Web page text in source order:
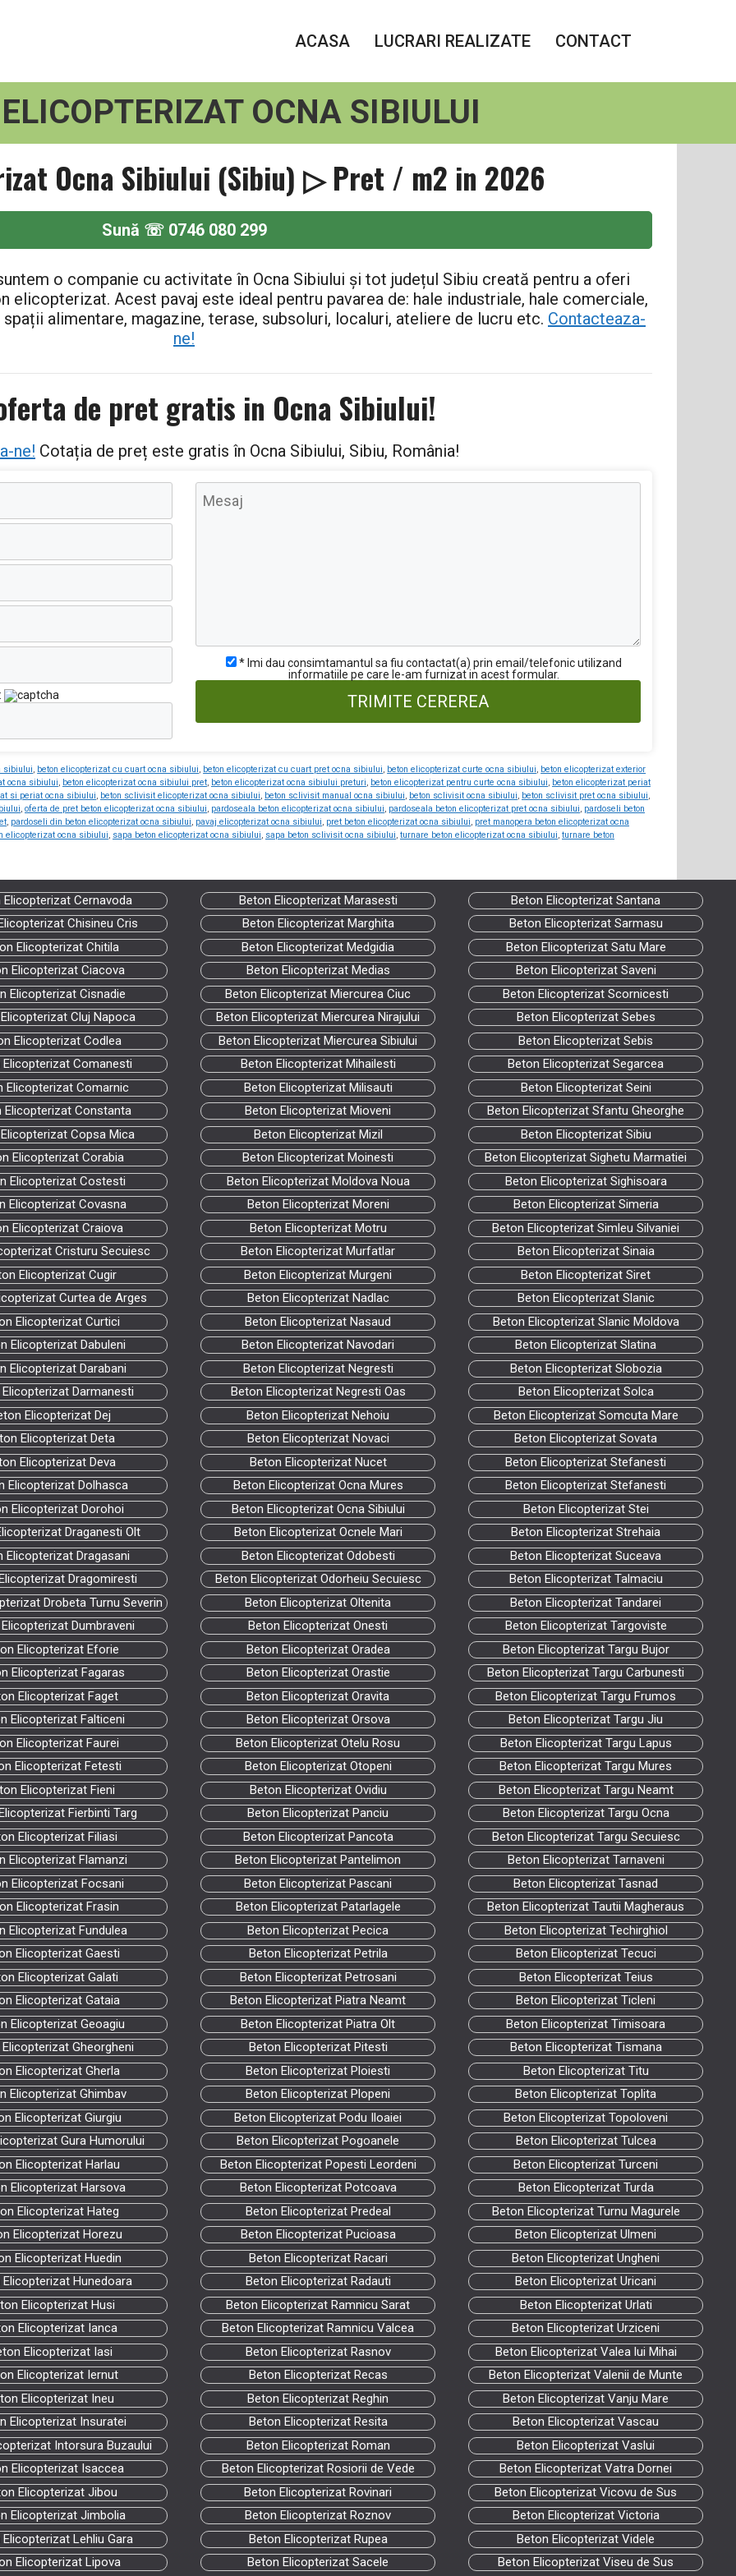
ACASA LUCRARI REALIZATE CONTACT
OCNA SIBIULUI
Ocna Sibiului (Sibiu) ▷ Pret / m2 in 2026
Sună ☏ 0746 080 299
o companie cu activitate în Ocna Sibiului și tot județul Sibiu creată pentru a oferi
elicopterizat. Acest pavaj este ideal pentru pavarea de: hale industriale, hale comerciale,
alimentare, magazine, terase, subsoluri, localuri, ateliere de lucru etc. Contacteaza-
ne!
de pret gratis in Ocna Sibiului!
ne! Cotația de preț este gratis în Ocna Sibiului, Sibiu, România!
* Imi dau consimtamantul sa fiu contactat(a) prin email/telefonic utilizand
informatiile pe care le-am furnizat in acest formular.
sibiului, beton elicopterizat cu cuart ocna sibiului, beton elicopterizat cu cuart pret ocna sibiului, beton elicopterizat curte ocna sibiului, beton elicopterizat exterior
ocna sibiului, beton elicopterizat ocna sibiului pret, beton elicopterizat ocna sibiului preturi, beton elicopterizat pentru curte ocna sibiului, beton elicopterizat periat
si periat ocna sibiului, beton sclivisit elicopterizat ocna sibiului, beton sclivisit manual ocna sibiului, beton sclivisit ocna sibiului, beton sclivisit pret ocna sibiului,
, oferta de pret beton elicopterizat ocna sibiului, pardoseala beton elicopterizat ocna sibiului, pardoseala beton elicopterizat pret ocna sibiului, pardoseli beton
, pardoseli din beton elicopterizat ocna sibiului, pavaj elicopterizat ocna sibiului, pret beton elicopterizat ocna sibiului, pret manopera beton elicopterizat ocna
elicopterizat ocna sibiului, sapa beton elicopterizat ocna sibiului, sapa beton sclivisit ocna sibiului, turnare beton elicopterizat ocna sibiului, turnare beton
Elicopterizat Cernavoda
Chisineu Cris
Elicopterizat Chitila
Elicopterizat Ciacova
Elicopterizat Cisnadie
Cluj Napoca
Elicopterizat Codlea
Elicopterizat Comanesti
Elicopterizat Comarnic
Elicopterizat Constanta
Copsa Mica
Elicopterizat Corabia
Elicopterizat Costesti
Elicopterizat Covasna
Elicopterizat Craiova
Cristuru Secuiesc
Elicopterizat Cugir
Curtea de Arges
Elicopterizat Curtici
Elicopterizat Dabuleni
Elicopterizat Darabani
Darmanesti
Elicopterizat Dej
Elicopterizat Deta
Elicopterizat Deva
Elicopterizat Dolhasca
Elicopterizat Dorohoi
Draganesti Olt
Elicopterizat Dragasani
Dragomiresti
Drobeta Turnu Severin
Dumbraveni
Elicopterizat Eforie
Elicopterizat Fagaras
Elicopterizat Faget
Elicopterizat Falticeni
Elicopterizat Faurei
Elicopterizat Fetesti
Elicopterizat Fieni
Fierbinti Targ
Elicopterizat Filiasi
Elicopterizat Flamanzi
Elicopterizat Focsani
Elicopterizat Frasin
Elicopterizat Fundulea
Elicopterizat Gaesti
Elicopterizat Galati
Elicopterizat Gataia
Elicopterizat Geoagiu
Gheorgheni
Elicopterizat Gherla
Elicopterizat Ghimbav
Elicopterizat Giurgiu
Gura Humorului
Elicopterizat Harlau
Elicopterizat Harsova
Elicopterizat Hateg
Elicopterizat Horezu
Elicopterizat Huedin
Hunedoara
Elicopterizat Husi
Elicopterizat Ianca
Elicopterizat Iasi
Elicopterizat Iernut
Elicopterizat Ineu
Elicopterizat Insuratei
Intorsura Buzaului
Elicopterizat Isaccea
Elicopterizat Jibou
Elicopterizat Jimbolia
Lehliu Gara
Elicopterizat Lipova
Beton Elicopterizat Marasesti
Beton Elicopterizat Marghita
Beton Elicopterizat Medgidia
Beton Elicopterizat Medias
Beton Elicopterizat Miercurea Ciuc
Beton Elicopterizat Miercurea Nirajului
Beton Elicopterizat Miercurea Sibiului
Beton Elicopterizat Mihailesti
Beton Elicopterizat Milisauti
Beton Elicopterizat Mioveni
Beton Elicopterizat Mizil
Beton Elicopterizat Moinesti
Beton Elicopterizat Moldova Noua
Beton Elicopterizat Moreni
Beton Elicopterizat Motru
Beton Elicopterizat Murfatlar
Beton Elicopterizat Murgeni
Beton Elicopterizat Nadlac
Beton Elicopterizat Nasaud
Beton Elicopterizat Navodari
Beton Elicopterizat Negresti
Beton Elicopterizat Negresti Oas
Beton Elicopterizat Nehoiu
Beton Elicopterizat Novaci
Beton Elicopterizat Nucet
Beton Elicopterizat Ocna Mures
Beton Elicopterizat Ocna Sibiului
Beton Elicopterizat Ocnele Mari
Beton Elicopterizat Odobesti
Beton Elicopterizat Odorheiu Secuiesc
Beton Elicopterizat Oltenita
Beton Elicopterizat Onesti
Beton Elicopterizat Oradea
Beton Elicopterizat Orastie
Beton Elicopterizat Oravita
Beton Elicopterizat Orsova
Beton Elicopterizat Otelu Rosu
Beton Elicopterizat Otopeni
Beton Elicopterizat Ovidiu
Beton Elicopterizat Panciu
Beton Elicopterizat Pancota
Beton Elicopterizat Pantelimon
Beton Elicopterizat Pascani
Beton Elicopterizat Patarlagele
Beton Elicopterizat Pecica
Beton Elicopterizat Petrila
Beton Elicopterizat Petrosani
Beton Elicopterizat Piatra Neamt
Beton Elicopterizat Piatra Olt
Beton Elicopterizat Pitesti
Beton Elicopterizat Ploiesti
Beton Elicopterizat Plopeni
Beton Elicopterizat Podu Iloaiei
Beton Elicopterizat Pogoanele
Beton Elicopterizat Popesti Leordeni
Beton Elicopterizat Potcoava
Beton Elicopterizat Predeal
Beton Elicopterizat Pucioasa
Beton Elicopterizat Racari
Beton Elicopterizat Radauti
Beton Elicopterizat Ramnicu Sarat
Beton Elicopterizat Ramnicu Valcea
Beton Elicopterizat Rasnov
Beton Elicopterizat Recas
Beton Elicopterizat Reghin
Beton Elicopterizat Resita
Beton Elicopterizat Roman
Beton Elicopterizat Rosiorii de Vede
Beton Elicopterizat Rovinari
Beton Elicopterizat Roznov
Beton Elicopterizat Rupea
Beton Elicopterizat Sacele
Beton Elicopterizat Santana
Beton Elicopterizat Sarmasu
Beton Elicopterizat Satu Mare
Beton Elicopterizat Saveni
Beton Elicopterizat Scornicesti
Beton Elicopterizat Sebes
Beton Elicopterizat Sebis
Beton Elicopterizat Segarcea
Beton Elicopterizat Seini
Beton Elicopterizat Sfantu Gheorghe
Beton Elicopterizat Sibiu
Beton Elicopterizat Sighetu Marmatiei
Beton Elicopterizat Sighisoara
Beton Elicopterizat Simeria
Beton Elicopterizat Simleu Silvaniei
Beton Elicopterizat Sinaia
Beton Elicopterizat Siret
Beton Elicopterizat Slanic
Beton Elicopterizat Slanic Moldova
Beton Elicopterizat Slatina
Beton Elicopterizat Slobozia
Beton Elicopterizat Solca
Beton Elicopterizat Somcuta Mare
Beton Elicopterizat Sovata
Beton Elicopterizat Stefanesti
Beton Elicopterizat Stefanesti
Beton Elicopterizat Stei
Beton Elicopterizat Strehaia
Beton Elicopterizat Suceava
Beton Elicopterizat Talmaciu
Beton Elicopterizat Tandarei
Beton Elicopterizat Targoviste
Beton Elicopterizat Targu Bujor
Beton Elicopterizat Targu Carbunesti
Beton Elicopterizat Targu Frumos
Beton Elicopterizat Targu Jiu
Beton Elicopterizat Targu Lapus
Beton Elicopterizat Targu Mures
Beton Elicopterizat Targu Neamt
Beton Elicopterizat Targu Ocna
Beton Elicopterizat Targu Secuiesc
Beton Elicopterizat Tarnaveni
Beton Elicopterizat Tasnad
Beton Elicopterizat Tautii Magheraus
Beton Elicopterizat Techirghiol
Beton Elicopterizat Tecuci
Beton Elicopterizat Teius
Beton Elicopterizat Ticleni
Beton Elicopterizat Timisoara
Beton Elicopterizat Tismana
Beton Elicopterizat Titu
Beton Elicopterizat Toplita
Beton Elicopterizat Topoloveni
Beton Elicopterizat Tulcea
Beton Elicopterizat Turceni
Beton Elicopterizat Turda
Beton Elicopterizat Turnu Magurele
Beton Elicopterizat Ulmeni
Beton Elicopterizat Ungheni
Beton Elicopterizat Uricani
Beton Elicopterizat Urlati
Beton Elicopterizat Urziceni
Beton Elicopterizat Valea lui Mihai
Beton Elicopterizat Valenii de Munte
Beton Elicopterizat Vanju Mare
Beton Elicopterizat Vascau
Beton Elicopterizat Vaslui
Beton Elicopterizat Vatra Dornei
Beton Elicopterizat Vicovu de Sus
Beton Elicopterizat Victoria
Beton Elicopterizat Videle
Beton Elicopterizat Viseu de Sus